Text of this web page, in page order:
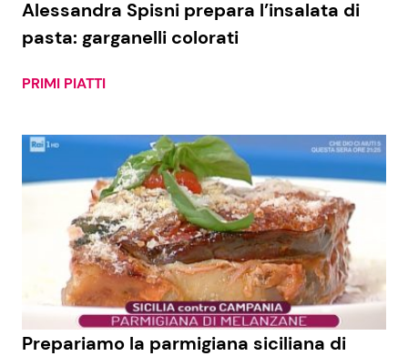
Disclaimer e Privacy
Redazione
Contattaci
Pubblicità
Alessandra Spisni prepara l’insalata di
pasta: garganelli colorati
PRIMI PIATTI
Prepariamo la parmigiana siciliana di